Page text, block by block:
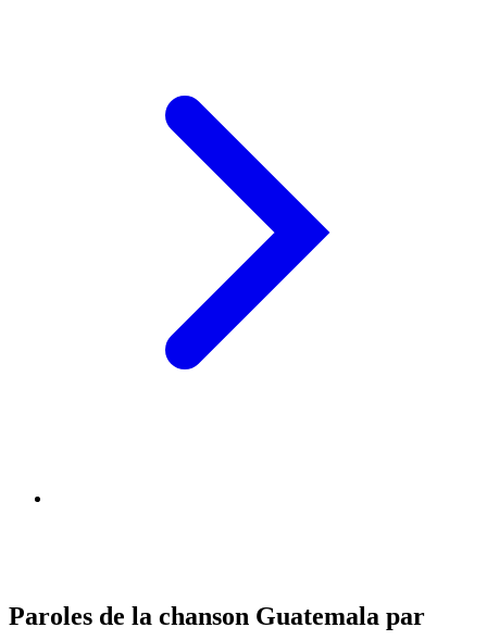
Paroles de la chanson Guatemala par